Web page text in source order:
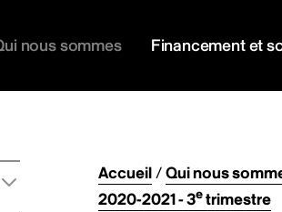
nous sommes Financement et
Accueil/Qui nous
2020-2021 - 3etrimestre